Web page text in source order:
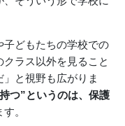
どもたちの学校での
ラス以外を見ること
と視野も広がりま
つ”というのは、保護
。